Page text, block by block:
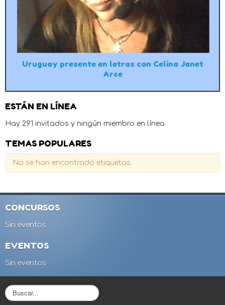
Uruguay presente en letras con Celina Janet
Arce
ESTÁN EN LÍNEA
Hay 291 invitados y ningún miembro en línea
TEMAS POPULARES
No se han encontrado etiquetas.
CONCURSOS
Sin eventos
EVENTOS
Sin eventos
B
u